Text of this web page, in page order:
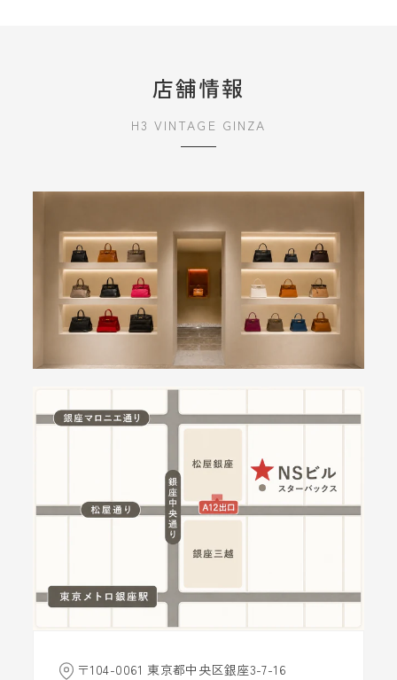
店舗情報
H3 VINTAGE GINZA
〒104-0061 東京都中央区銀座3-7-16